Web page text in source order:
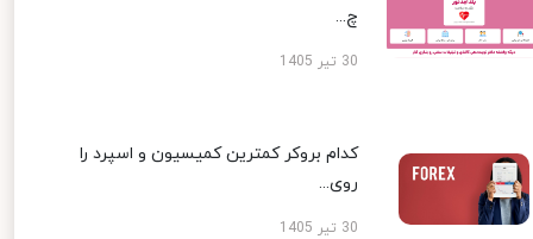
چ...
30 تیر 1405
کدام بروکر کمترین کمیسیون و اسپرد را
روی...
30 تیر 1405